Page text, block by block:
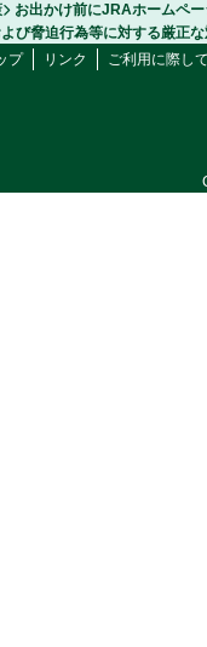
お出かけ前にJRAホームペ
び脅迫行為等に対する厳正
プ リンク ご利用に際し